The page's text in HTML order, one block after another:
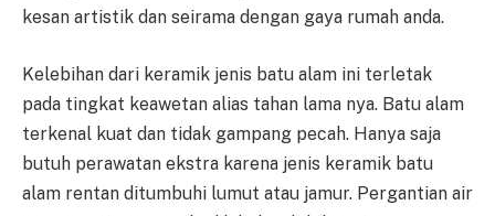
kesan artistik dan seirama dengan gaya rumah anda.
Kelebihan dari keramik jenis batu alam ini terletak
pada tingkat keawetan alias tahan lama nya. Batu alam
terkenal kuat dan tidak gampang pecah. Hanya saja
butuh perawatan ekstra karena jenis keramik batu
alam rentan ditumbuhi lumut atau jamur. Pergantian air